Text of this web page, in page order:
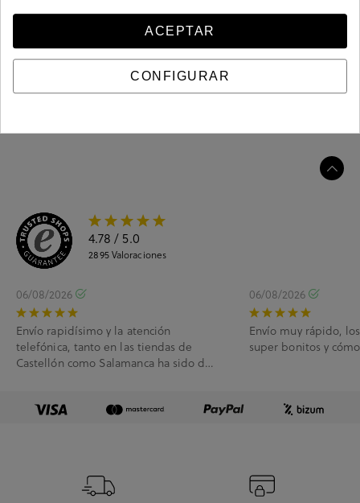
Guía de tallas
4.78 / 5.0
2895Valoraciones
06/08/2026
Envío rapidísimo y la atención
telefónica, tanto en las tiendas de
Castellón como Salamanca ha sido de
06/08/2026
Envío muy rápido,
super bonitos y
ACEPTAR
CONFIGURAR